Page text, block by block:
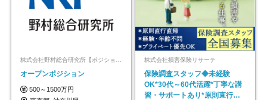
オープンポジション
500～1500万円
株式会社損害保険リサーチ
保険調査スタッフ◆未経験
OK*30代～60代活躍*丁寧な講
習・サポートあり*原則直行直